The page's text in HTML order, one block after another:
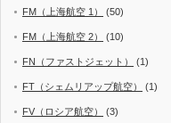
FM（上海航空 1） (50)
FM（上海航空 2） (10)
FN（ファストジェット） (1)
FT（シェムリアップ航空） (1)
FV（ロシア航空） (3)